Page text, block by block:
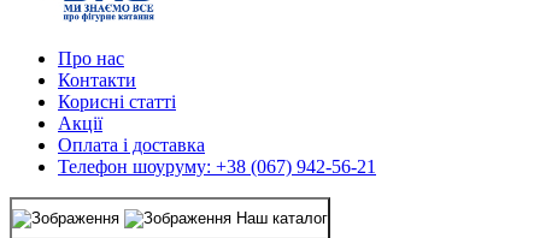
Про нас
Контакти
Корисні статті
Акції
Оплата і доставка
Телефон шоуруму: +38 (067) 942-56-21
Наш каталог